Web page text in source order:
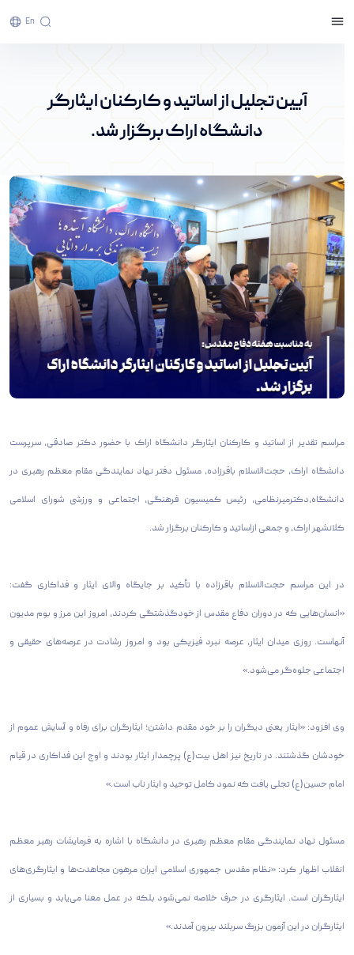
En
اراک برگزار شد. - پرتال خبری دانشگاه اراک
آیین تجلیل از اساتید و کارکنان ایثارگر
دانشگاه اراک برگزار شد.
مراسم تقدیر از اساتید و کارکنان ایثارگر دانشگاه اراک با حضور دکتر صادقی، سرپرست
دانشگاه اراک، حجت‌الاسلام باقرزاده، مسئول دفتر نهاد نمایندگی مقام معظم رهبری در
دانشگاه،دکترمیر‌نظامی، رئیس کمیسیون فرهنگی، اجتماعی و ورزشی شورای اسلامی
کلانشهر اراک، و جمعی ازاساتید و کارکنان برگزار شد.
در این مراسم حجت‌الاسلام باقرزاده با تأکید بر جایگاه والای ایثار و فداکاری گفت:
«انسان‌هایی که در دوران دفاع مقدس از خودگذشتگی کردند، امروز این مرز و بوم مدیون
آنهاست. روزی میدان ایثار، عرصه نبرد فیزیکی بود و امروز رشادت در عرصه‌های حقیقی و
اجتماعی جلوه‌گر می‌شود.»
وی افزود: «ایثار یعنی دیگران را بر خود مقدم داشتن؛ ایثارگران برای رفاه و آسایش عموم از
خودشان گذشتند. در تاریخ نیز اهل بیت(ع) پرچمدار ایثار بودند و اوج این فداکاری در قیام
امام حسین(ع) تجلی یافت که نمود کامل توحید و ایثار ناب است.»
مسئول نهاد نمایندگی مقام معظم رهبری در دانشگاه با اشاره به فرمایشات رهبر معظم
انقلاب اظهار کرد: «نظام مقدس جمهوری اسلامی ایران مرهون مجاهدت‌ها و ایثارگری‌های
ایثارگران است. ایثارگری در حرف خلاصه نمی‌شود بلکه در عمل معنا می‌یابد و بسیاری از
ایثارگران در این آزمون بزرگ سربلند بیرون آمدند.»